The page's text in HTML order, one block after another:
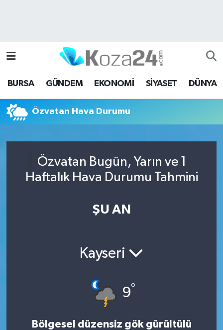
BURSA GÜNDEM EKONOMİ SİYASET DÜNYA
Özvatan Hava Durumu
Özvatan Bugün, Yarın ve 1
Haftalık Hava Durumu Tahmini
ŞU AN
Kayseri
9°
Bölgesel düzensiz gök gürültülü
Bursa Hava Durumu
Bursa Namaz Vakitleri
Bursa Trafik Yoğunluk Haritası
Tüm Manşetler